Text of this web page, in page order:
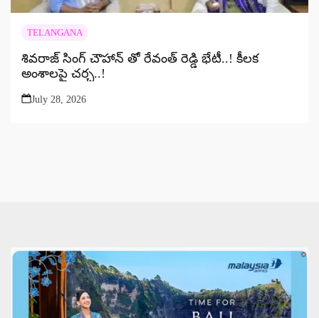
TELANGANA
శివరాజ్ సింగ్ చౌహాన్ తో రేవంత్ రెడ్డి భేటీ..! కీలక
అంశాలపై చర్చ..!
July 28, 2026